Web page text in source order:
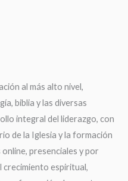
al más alto nivel,
biblia y las diversas
integral del liderazgo, con
de la Iglesia y la formación
presenciales y por
crecimiento espiritual,